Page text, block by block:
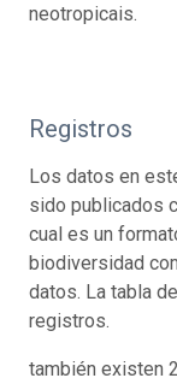
neotropicais.
Registros
Los datos en
sido publicados
cual es un
biodiversidad
datos. La tabla
registros.
también existen